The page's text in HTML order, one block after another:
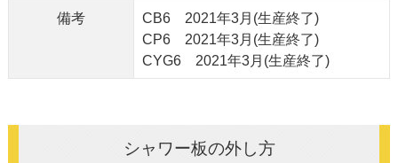
備考
CB6 2021年3月(生産終了)
CP6 2021年3月(生産終了)
CYG6 2021年3月(生産終了)
シャワー板の外し方